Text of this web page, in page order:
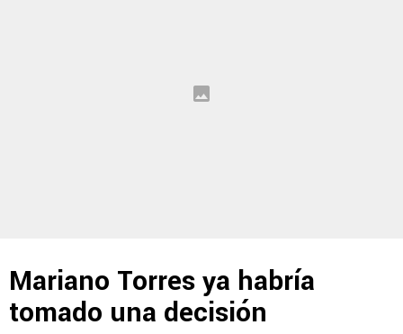
Mariano Torres ya habría
tomado una decisión